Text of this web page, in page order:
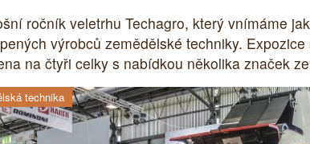
ročník veletrhu Techagro, který vnímáme
výrobců zemědělské techniky.
na čtyři celky s nabídkou několika značek
technika